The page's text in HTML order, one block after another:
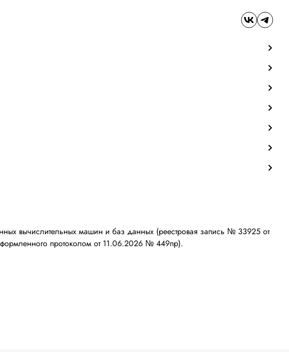
вычислительных машин и баз данных (реестровая запись № 33925 от
протоколом от 11.06.2026 № 449пр).